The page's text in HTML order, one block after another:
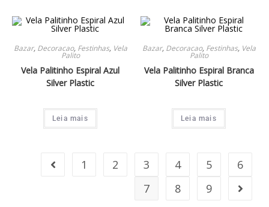
Bazar, Decoracao, Festinhas, Vela
Palito
Vela Palitinho Espiral Azul
Silver Plastic
Leia mais
Bazar, Decoracao, Festinhas, Vela
Palito
Vela Palitinho Espiral Branca
Silver Plastic
Leia mais
1 2 3 4 5
6
7
8 9